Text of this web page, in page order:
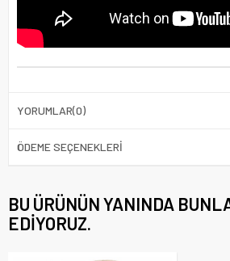
YORUMLAR(0)
ÖDEME SEÇENEKLERI
BU ÜRÜNÜN YANINDA
EDIYORUZ.